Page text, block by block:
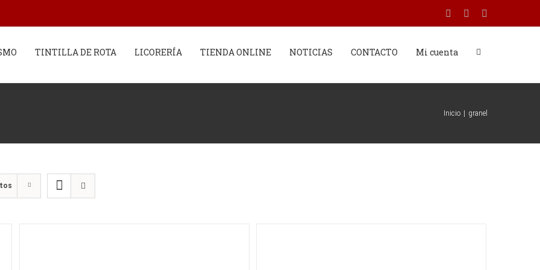
Facebook
Twitter
TINTILLA DE ROTA LICORERÍA TIENDA ONLINE NOTICIAS CONTACTO Mi cuenta
Inicio granel